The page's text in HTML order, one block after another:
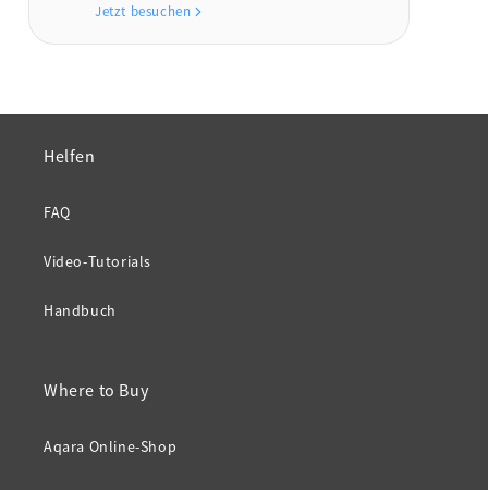
Jetzt besuchen
Helfen
FAQ
Video-Tutorials
Handbuch
Where to Buy
Aqara Online-Shop